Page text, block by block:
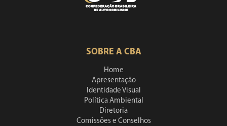
SOBRE A CBA
Home
Apresentação
Identidade Visual
Política Ambiental
Diretoria
Comissões e Conselhos